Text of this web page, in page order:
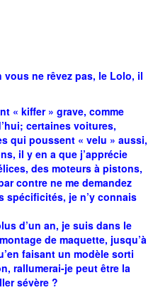
vous ne rêvez pas, le Lolo, il
« kiffer » grave, comme
certaines voitures,
qui poussent « velu » aussi,
il y en a que j’apprécie
des moteurs à pistons,
contre ne me demandez
spécificités, je n’y connais
d’un an, je suis dans le
de maquette, jusqu’à
faisant un modèle sorti
rallumerai-je peut être la
sévère ?